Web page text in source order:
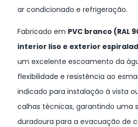
ar condicionado e refrigeração.
Fabricado em PVC branco (RAL
interior liso e exterior
um excelente escoamento da
flexibilidade e resistência ao
indicado para instalação à vista
calhas técnicas, garantindo uma
duradoura para a evacuação de